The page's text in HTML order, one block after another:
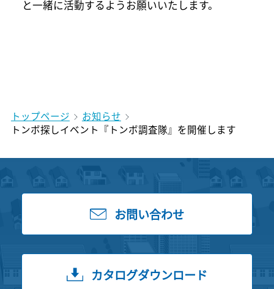
と一緒に活動するようお願いいたします。
トップページ
お知らせ
トンボ探しイベント『トンボ調査隊』を開催します
お問い合わせ
カタログダウンロード